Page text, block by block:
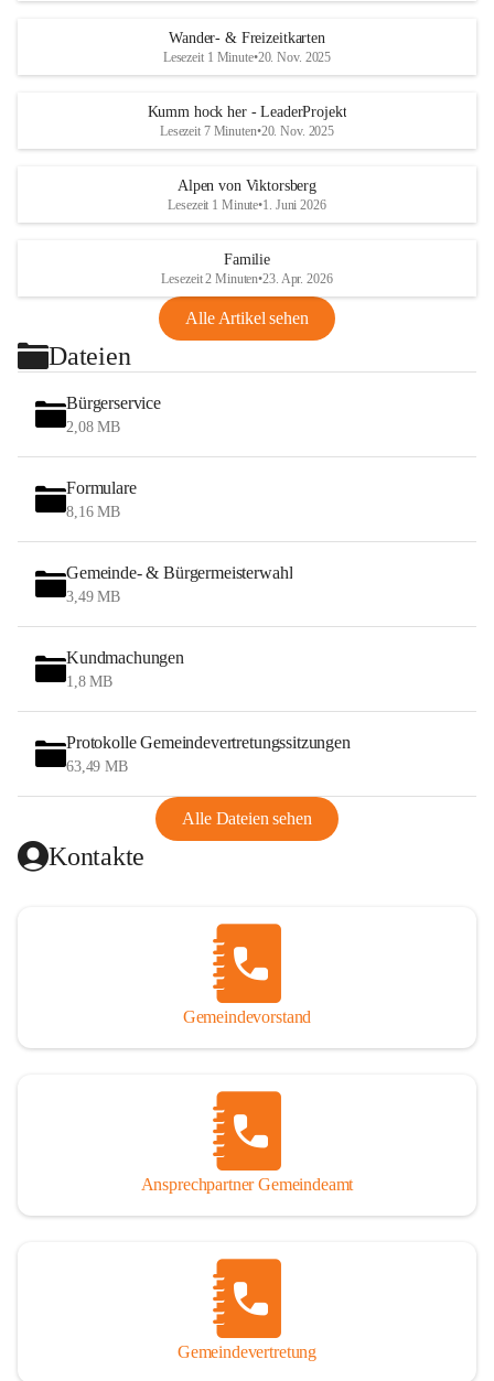
Wander- & Freizeitkarten
Lesezeit 1 Minute•20. Nov. 2025
Kumm hock her - LeaderProjekt
Lesezeit 7 Minuten•20. Nov. 2025
Alpen von Viktorsberg
Lesezeit 1 Minute•1. Juni 2026
Familie
Lesezeit 2 Minuten•23. Apr. 2026
Alle Artikel sehen
Dateien
Bürgerservice
2,08 MB
Formulare
8,16 MB
Gemeinde- & Bürgermeisterwahl
3,49 MB
Kundmachungen
1,8 MB
Protokolle Gemeindevertretungssitzungen
63,49 MB
Alle Dateien sehen
Kontakte
Gemeindevorstand
Ansprechpartner Gemeindeamt
Gemeindevertretung